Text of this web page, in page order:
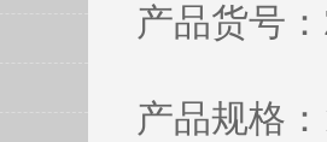
产品货号
产品规格